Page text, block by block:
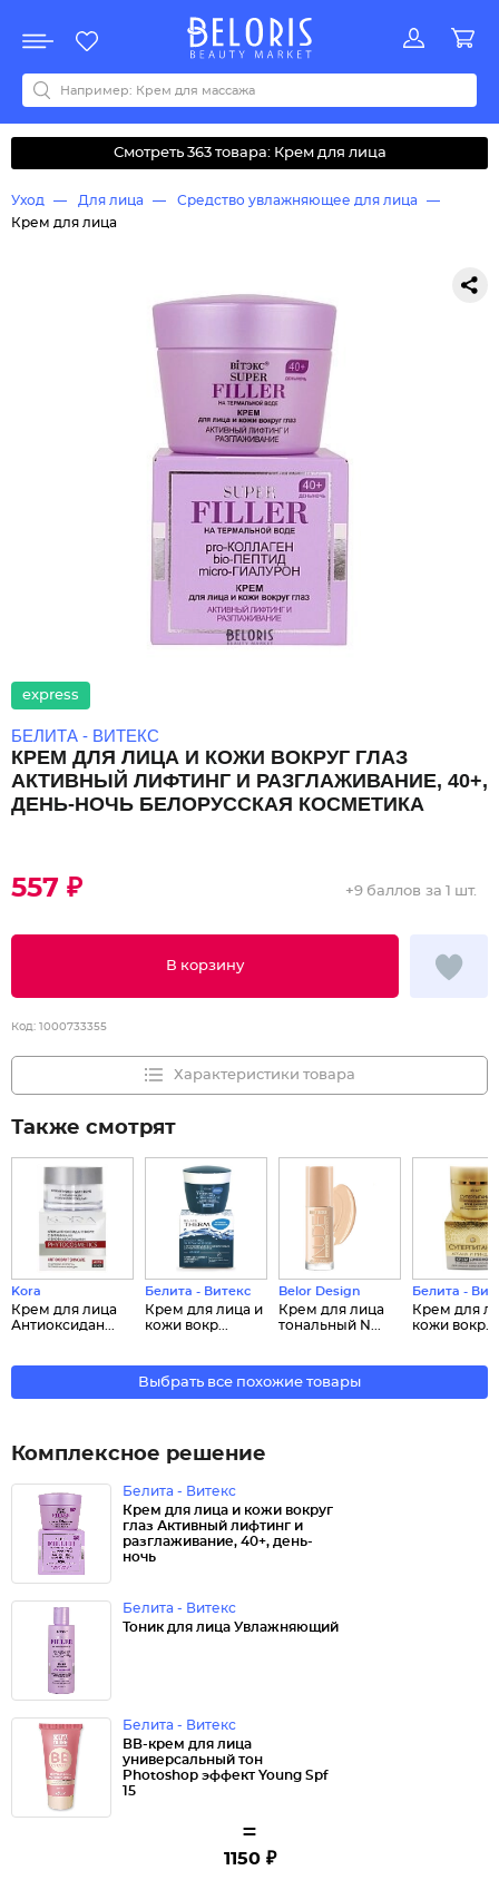
Акции
Все бренды
0-9ABCDEFGHIJKLMNOPQRSTUVWYZАБВДЗИМОКЛНПРСТУФ
Смотреть 363 товара: Крем для лица
Уход Для лица
Средство увлажняющее для лица
Крем для лица
express
БЕЛИТА - ВИТЕКС
КРЕМ ДЛЯ ЛИЦА И КОЖИ ВОКРУГ ГЛАЗ
АКТИВНЫЙ ЛИФТИНГ И РАЗГЛАЖИВАНИЕ, 40+,
ДЕНЬ-НОЧЬ БЕЛОРУССКАЯ КОСМЕТИКА
557 ₽
В корзину
+9 баллов за 1 шт.
Код: 1000733355
Характеристики товара
Также смотрят
Kora
Крем для лица
Антиоксидан...
Белита - Витекс
Крем для лица и
кожи вокр...
Belor Design
Крем для лица
тональный N...
Белита -
Крем для
кожи вокр...
Выбрать все похожие товары
Комплексное решение
Белита - Витекс
Крем для лица и кожи вокруг
глаз Активный лифтинг и
разглаживание, 40+, день-
ночь
Белита - Витекс
Тоник для лица Увлажняющий
Белита - Витекс
ВВ-крем для лица
универсальный тон
Photoshop эффект Young Spf
15
=
1150 ₽